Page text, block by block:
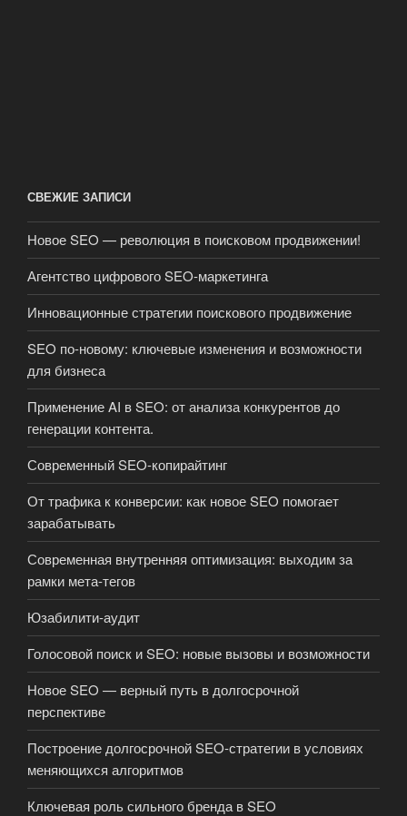
СВЕЖИЕ ЗАПИСИ
Новое SEO — революция в поисковом продвижении!
Агентство цифрового SEO-маркетинга
Инновационные стратегии поискового продвижение
SEO по-новому: ключевые изменения и возможности
для бизнеса
Применение AI в SEO: от анализа конкурентов до
генерации контента.
Современный SEO-копирайтинг
От трафика к конверсии: как новое SEO помогает
зарабатывать
Современная внутренняя оптимизация: выходим за
рамки мета-тегов
Юзабилити-аудит
Голосовой поиск и SEO: новые вызовы и возможности
Новое SEO — верный путь в долгосрочной
перспективе
Построение долгосрочной SEO-стратегии в условиях
меняющихся алгоритмов
Ключевая роль сильного бренда в SEO